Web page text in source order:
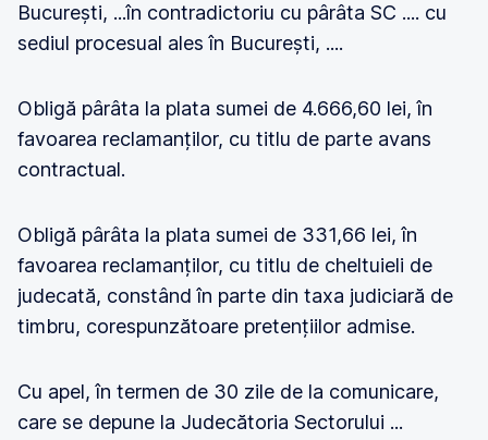
București, ...în contradictoriu cu pârâta SC .... cu
sediul procesual ales în București, ....
Obligă pârâta la plata sumei de 4.666,60 lei, în
favoarea reclamanților, cu titlu de parte avans
contractual.
Obligă pârâta la plata sumei de 331,66 lei, în
favoarea reclamanților, cu titlu de cheltuieli de
judecată, constând în parte din taxa judiciară de
timbru, corespunzătoare pretențiilor admise.
Cu apel, în termen de 30 zile de la comunicare,
care se depune la Judecătoria Sectorului ...